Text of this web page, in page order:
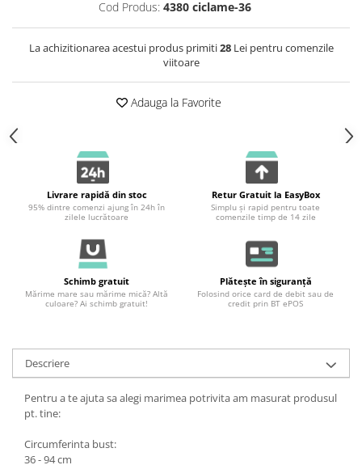
Cod Produs: 4380 ciclame-36
La achizitionarea acestui produs primiti28Lei pentru comenzile
viitoare
Adauga la Favorite
Livrare rapidă din stoc
95% dintre comenzi ajung în 24h în
zilele lucrătoare
Retur Gratuit la EasyBox
Simplu și rapid pentru toate
comenzile timp de 14 zile
Schimb gratuit
Mărime mare sau mărime mică? Altă
culoare? Ai schimb gratuit!
Plătește în siguranță
Folosind orice card de debit sau de
credit prin BT ePOS
Descriere
Pentru a te ajuta sa alegi marimea potrivita am masurat produsul
pt. tine:
Circumferinta bust:
36 - 94 cm